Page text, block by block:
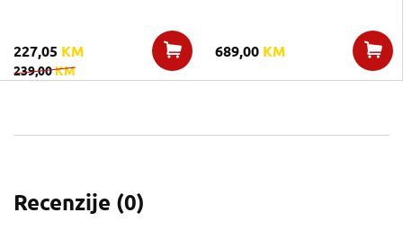
227,05 KM
239,00KM
689,00 KM
Recenzije (0)